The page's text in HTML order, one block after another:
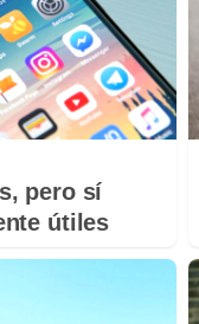
pero sí
útiles